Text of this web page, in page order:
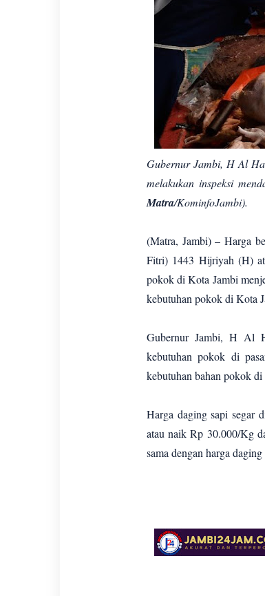
Gubernur Jambi, H Al
melakukan inspeksi
Matra/KominfoJambi).
(Matra, Jambi) – Harga
Fitri) 1443 Hijriyah (H)
pokok di Kota Jambi
kebutuhan pokok di Kota
Gubernur Jambi, H Al
kebutuhan pokok di
kebutuhan bahan pokok
Harga daging sapi segar
atau naik Rp 30.000/Kg
sama dengan harga